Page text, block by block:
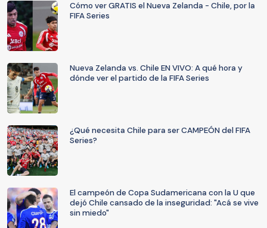
Cómo ver GRATIS el Nueva Zelanda - Chile, por la
FIFA Series
Nueva Zelanda vs. Chile EN VIVO: A qué hora y
dónde ver el partido de la FIFA Series
¿Qué necesita Chile para ser CAMPEÓN del FIFA
Series?
El campeón de Copa Sudamericana con la U que
dejó Chile cansado de la inseguridad: "Acá se vive
sin miedo"